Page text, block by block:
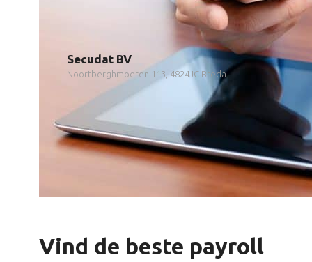
Secudat BV
Noortberghmoeren 113, 4824JC Breda
Vind de beste payroll